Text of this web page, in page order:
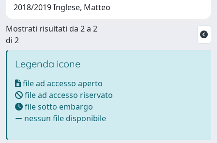
2018/2019 Inglese, Matteo
Mostrati risultati da 2 a 2
di 2
Legenda icone
file ad accesso aperto
file ad accesso riservato
file sotto embargo
nessun file disponibile